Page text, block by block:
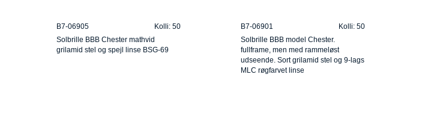
B7-06905
Kolli: 50
Solbrille BBB Chester mathvid
grilamid stel og spejl linse BSG-69
B7-06901
Kolli: 50
Solbrille BBB model Chester.
fullframe, men med rammeløst
udseende. Sort grilamid stel og 9-lags
MLC røgfarvet linse